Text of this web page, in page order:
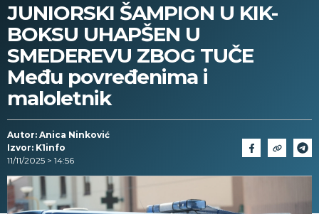
JUNIORSKI ŠAMPION U KIK-
BOKSU UHAPŠEN U
SMEDEREVU ZBOG TUČE
Među povređenima i
maloletnik
Autor: Anica Ninković
Izvor: K1info
11/11/2025 > 14:56